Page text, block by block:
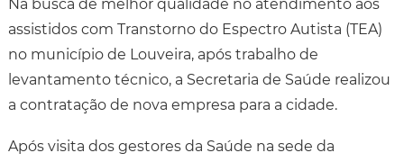
Na busca de melhor qualidade no atendimento aos
assistidos com Transtorno do Espectro Autista (TEA)
no município de Louveira, após trabalho de
levantamento técnico, a Secretaria de Saúde realizou
a contratação de nova empresa para a cidade.
Após visita dos gestores da Saúde na sede da